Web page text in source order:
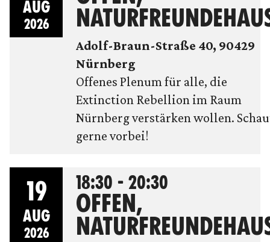
AUG
2026
Adolf-Braun-Straße 40, 90429
Nürnberg
Offenes Plenum für alle, die
Extinction Rebellion im Raum
Nürnberg verstärken wollen.
gerne vorbei!
19
AUG
2026
18:30 - 20:30
OFFEN,